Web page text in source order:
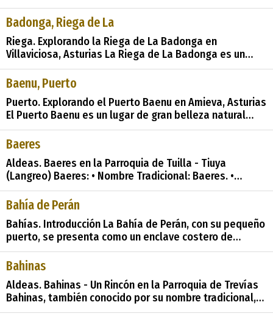
fundador del Grupo Empresas Bada, fue un
emprendedor asturiano nacido en Cardoso, un pueblo
de la parroquia de Hontoria, ubicado a unos 15,30 km
de la villa de Llanes, en el concejo o municipio
Badonga, Riega de La
Riega. Explorando la Riega de La Badonga en
Villaviciosa, Asturias La Riega de La Badonga es un
hermoso arroyo que se encuentra en la región de
Villaviciosa, en Asturias, España. Este rincón natural es
conocido por su belleza y su paisaje sereno, y ofrece a
los visitantes la oportunidad de d
Baenu, Puerto
Puerto. Explorando el Puerto Baenu en Amieva, Asturias
El Puerto Baenu es un lugar de gran belleza natural
situado en la región de Amieva, en Asturias, España.
Este puerto, rodeado de majestuosas montañas y
paisajes impresionantes, ofrece a los visitantes una
experiencia única en un ento
Baeres
Aldeas. Baeres en la Parroquia de Tuilla - Tiuya
(Langreo) Baeres: • Nombre Tradicional: Baeres. •
Ubicación: Parroquia de Tuilla - Tiuya, Langreo. •
Distancia a la Capital Municipal: 5,80 km. • Altitud: 380
m. • Número de Viviendas: 21 en total. &#38;&#
Bahía de Perán
Bahías. Introducción La Bahía de Perán, con su pequeño
puerto, se presenta como un enclave costero de
singular belleza que antecede a las playas de Candás,
en Asturias. Esta bahía, más allá de ser simplemente
un tramo de costa, alberga un valioso patrimonio
natural qu
Bahinas
Aldeas. Bahinas - Un Rincón en la Parroquia de Trevías
Bahinas, también conocido por su nombre tradicional,
Baínas, es una apacible aldea que forma parte de la